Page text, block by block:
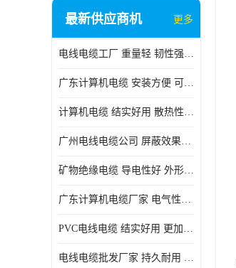
最新供应商机 更多
电线电缆工厂 重量轻 韧性强 体积小 连接简单
广东计算机电缆 安装方便 可随意弯曲折叠
计算机电缆 结实好用 散热性良好
广州电线电缆公司 屏蔽效果良好 拆卸安装方便
矿物绝缘电缆 导电性好 外形美观大方
广东计算机电缆厂家 电气性能稳定 外形美观大方
PVC电线电缆 结实好用 更加省时省力
电线电缆批发厂家 持久耐用 铜芯含量高